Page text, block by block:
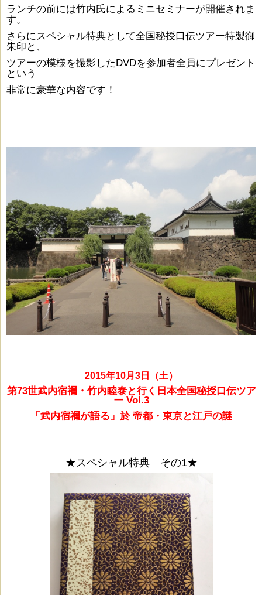
ランチの前には竹内氏によるミニセミナーが開催されま
す。
さらにスペシャル特典として全国秘授口伝ツアー特製御
朱印と、
ツアーの模様を撮影したDVDを参加者全員にプレゼント
という
非常に豪華な内容です！
2015年10月3日（土）
第73世武内宿禰・竹内睦泰と行く日本全国秘授口伝ツア
ー Vol.3
「 武内宿禰が語る」於帝都・東京と江戸の謎
★スペシャル特典 その1★